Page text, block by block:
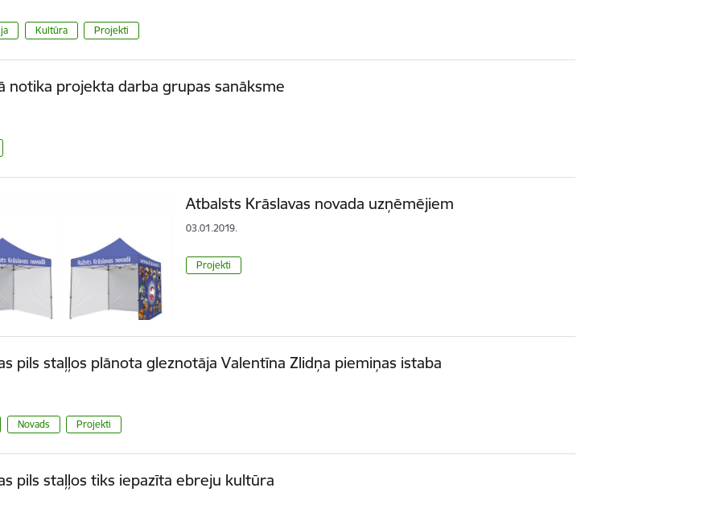
Kultūra Projekti
notika projekta darba grupas sanāksme
Atbalsts Krāslavas novada uzņēmējiem
03.01.2019.
Projekti
pils staļļos plānota gleznotāja Valentīna Zlidņa piemiņas istaba
Novads Projekti
pils staļļos tiks iepazīta ebreju kultūra